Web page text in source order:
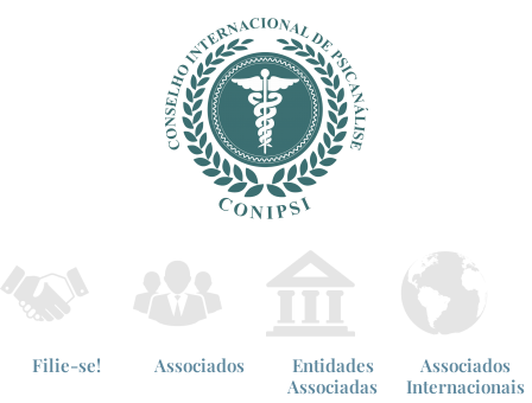
Filie-se! Associados
Entidades
Associadas
Associados
Internacionais